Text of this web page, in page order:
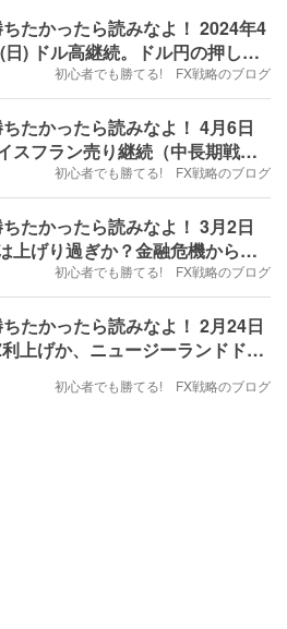
たかったら読みなよ！ 2024年4
日) ドル高継続。ドル円の押し目
ドルスイスフラン買い、ユーロド
略？！
初心者でも勝てる! FX戦略のブログ
たかったら読みなよ！ 4月6日
スフラン売り継続（中長期戦
初心者でも勝てる! FX戦略のブログ
たかったら読みなよ！ 3月2日
上げり過ぎか？金融危機からド
初心者でも勝てる! FX戦略のブログ
たかったら読みなよ！ 2月24日
上げか、ニュージーランドドル
初心者でも勝てる! FX戦略のブログ